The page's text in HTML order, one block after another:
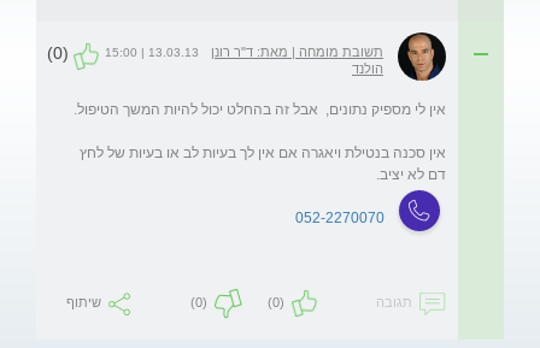
תשובת מומחה | מאת: ד"ר רונן
הולנד
13.03.13 | 15:00
(0)
אין סכנה בנטילת ויאגרה אם אין לך בעיות לב או בעיות של לחץ
דם לא יציב.
052-2270070
תגובה (0)
(0) שיתוף